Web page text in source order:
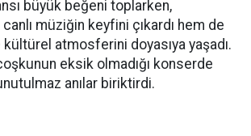
büyük beğeni toplarken,
canlı müziğin keyfini çıkardı hem de
atmosferini doyasıya yaşadı.
eksik olmadığı konserde
anılar biriktirdi.